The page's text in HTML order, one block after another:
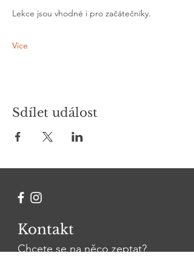
Lekce jsou vhodné i pro začátečníky.
Více
Sdílet událost
Kontakt
Chcete se na něco zeptat?